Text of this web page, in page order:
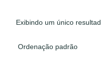
Exibindo um único